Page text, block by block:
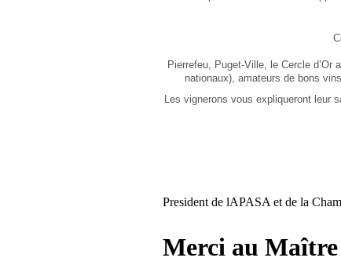
Pierrefeu, Puget-Ville, le Cercle d’Or
nationaux), amateurs de bons
Les vignerons vous expliqueront
President de lAPASA et de la
Merci au Maître